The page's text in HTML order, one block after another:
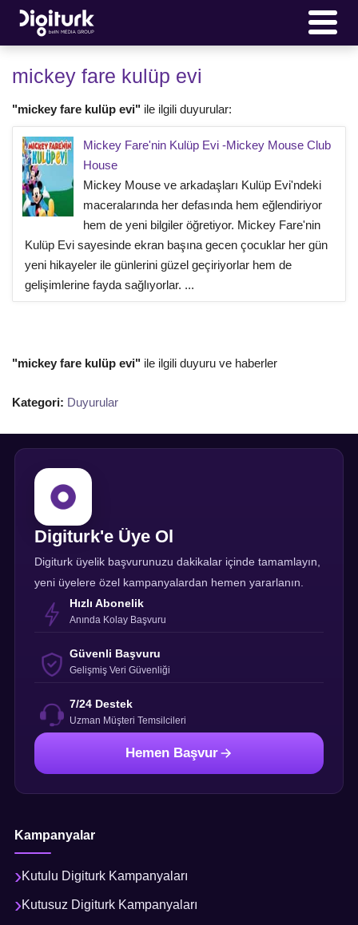
mickey fare kulüp evi
"mickey fare kulüp evi" ile ilgili duyurular:
Mickey Fare'nin Kulüp Evi -Mickey Mouse Club
House
Mickey Mouse ve arkadaşları Kulüp Evi'ndeki
maceralarında her defasında hem eğlendiriyor
hem de yeni bilgiler öğretiyor. Mickey Fare'nin
Kulüp Evi sayesinde ekran başına gecen çocuklar her gün
yeni hikayeler ile günlerini güzel geçiriyorlar hem de
gelişimlerine fayda sağlıyorlar. ...
"mickey fare kulüp evi" ile ilgili duyuru ve haberler
Kategori: Duyurular
Digiturk'e Üye Ol
Digiturk üyelik başvurunuzu dakikalar içinde tamamlayın,
yeni üyelere özel kampanyalardan hemen yararlanın.
Hızlı Abonelik
Anında Kolay Başvuru
Güvenli Başvuru
Gelişmiş Veri Güvenliği
7/24 Destek
Uzman Müşteri Temsilcileri
Hemen Başvur
Kampanyalar
Kutulu Digiturk Kampanyaları
Kutusuz Digiturk Kampanyaları